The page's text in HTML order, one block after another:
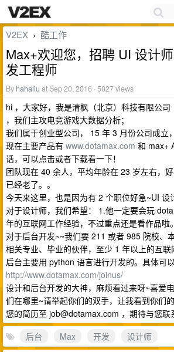
V2EX › 酷工作
Max+欢迎您，招聘 UI 设计
发工程师
By hahaliu at Sep 20, 2016 · 5027 views
hi ，大家好，我是清枫（北京）科技有限公
，我们主攻电竞游戏大数据分析；
我们属于创业型公司， 15 年 3 月份公司成立
现在主要产品有 www.dotamax.com 和 max+
话，可以点击或者下载看一下！
团队现在 40 余人，平均年龄在 23 岁左右，
已经老了。。
今天来这里，也是因为有 2 个职位好急~UI 设
对于设计师，我们希望： 1.他一定要会玩
年的互联网工作经验，不过重点还是看作品啦。
对于后台开发~~我们要 211 或者 985 院校、
相关专业、毕业的伙伴，至少 1 年以上的互
后台主要用 python 语言进行开发的。具体可
http://www.dotamax.com/joinus/
设计和后台开发的大神，麻烦看过来呀~喜爱
们在哪里~请举起你们的双手，让我看到你们
您的简历至 job@dotamax.com ，期待与您联
后台
Max 开发
设计师